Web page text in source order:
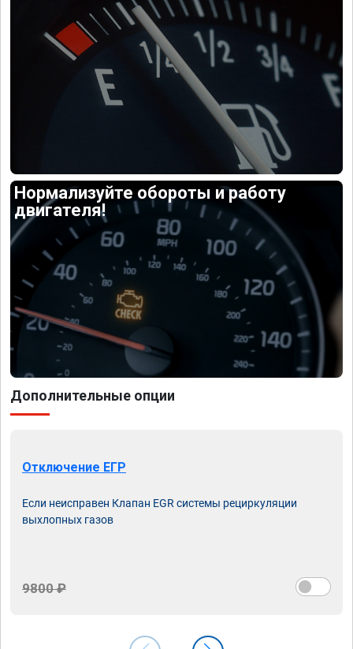
Нормализуйте обороты и работу
двигателя!
Дополнительные опции
Отключение ЕГР
Если неисправен Клапан EGR системы рециркуляции
выхлопных газов
9800 ₽